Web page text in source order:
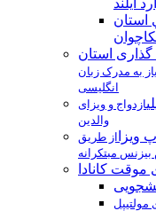
آیلند
استان
استان
به مدرک زبان
انگلیسی
ازدواج و ویزای
والدین
ویزا
از طریق
مبتکرانه
موقت کانادا
مولتیپل